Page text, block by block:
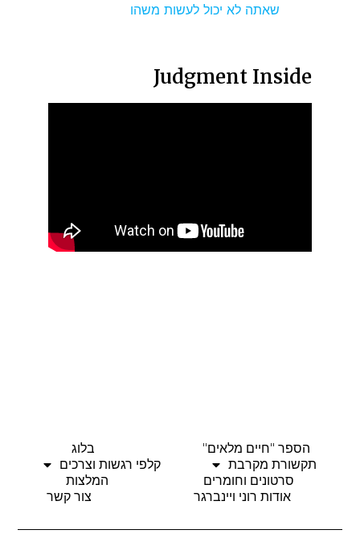
שאתה לא יכול לעשות משהו
Judgment Inside
הספר "חיים מלאים"
בלוג
תקשורת מקרבת
קלפי רגשות וצרכים
סרטונים וחומרים
המלצות
אודות רוני ויינברגר
צור קשר